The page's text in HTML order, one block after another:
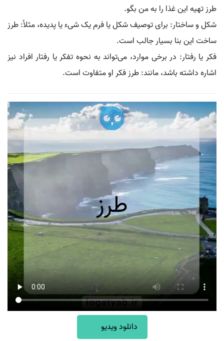
طرز تهیه این غذا را به من بگو.
شکل و ساختار: برای توصیف شکل یا فرم یک شیء یا پدیده، مثلاً: طرز
ساخت این بنا بسیار جالب است.
فکر یا رفتار: در برخی موارد، می‌تواند به نحوه تفکر یا رفتار افراد نیز
اشاره داشته باشد، مانند: طرز فکر او متفاوت است.
دانلود ویدیو